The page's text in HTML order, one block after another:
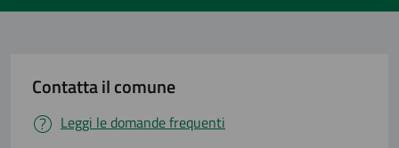
Contatta il comune
Leggi le domande frequenti